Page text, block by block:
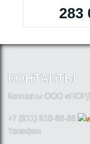
283
КОНТАКТЫ
Контакты ООО
+7 (911) 910-66-88
Телефон